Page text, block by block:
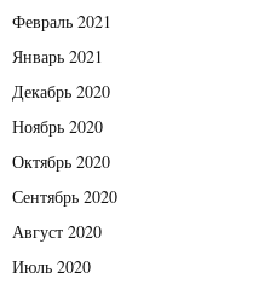
Февраль 2021
Январь 2021
Декабрь 2020
Ноябрь 2020
Октябрь 2020
Сентябрь 2020
Август 2020
Июль 2020